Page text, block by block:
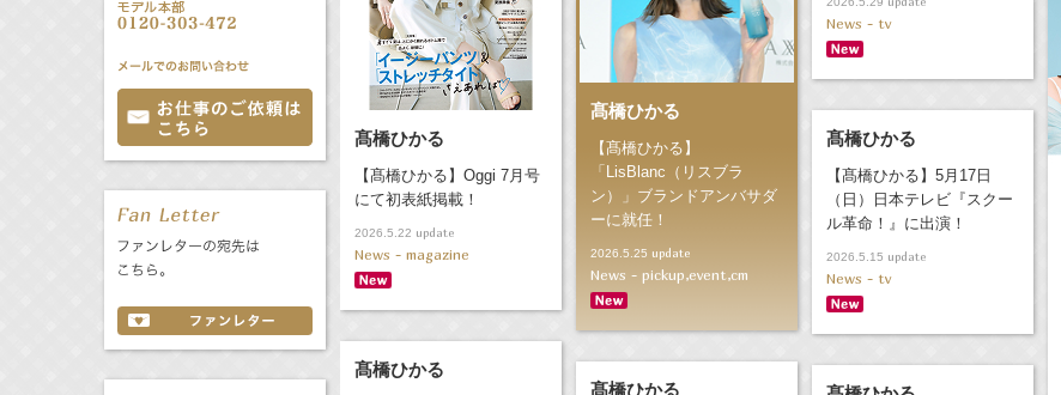
News - tv
髙橋ひかる
【髙橋ひかる】
「LisBlanc（リスブラ
ン）」ブランドアンバサダ
ーに就任！
2026.5.25 update
News - pickup,event,cm
髙橋ひかる
【髙橋ひかる】Oggi 7月号
にて初表紙掲載！
2026.5.22 update
News - magazine
髙橋ひかる
【髙橋ひかる】5月17日
（日）日本テレビ『スクー
ル革命！』に出演！
2026.5.15 update
News - tv
髙橋ひかる
髙橋ひかる
誕生日 8/6
あ か
さ
た
な
は
ま
や
ら
わ